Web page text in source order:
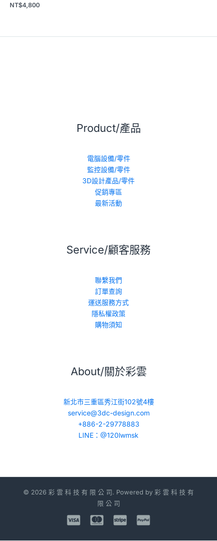
NT$4,800
Product/產品
電腦設備/零件
監控設備/零件
3D設計產品/零件
促銷專區
最新活動
Service/顧客服務
聯繫我們
訂單查詢
運送服務方式
隱私權政策
購物須知
About/關於彩雲
新北市三重區秀江街102號4樓
service@3dc-design.com
+886-2-29778883
LINE：@120lwmsk
© 2026 彩 雲 科 技 有 限 公 司. Powered by 彩 雲 科 技 有
限 公 司